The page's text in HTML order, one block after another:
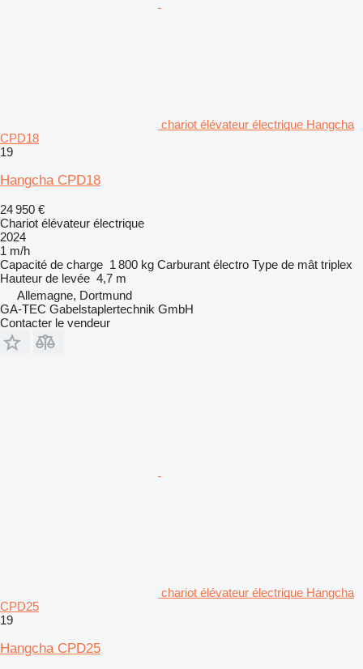
chariot élévateur électrique Hangcha
CPD18
19
Hangcha CPD18
24 950 €
Chariot élévateur électrique
2024
1 m/h
Capacité de charge 1 800 kg Carburant électro Type de mât triplex
Hauteur de levée 4,7 m
Allemagne, Dortmund
GA-TEC Gabelstaplertechnik GmbH
Contacter le vendeur
chariot élévateur électrique Hangcha
CPD25
19
Hangcha CPD25